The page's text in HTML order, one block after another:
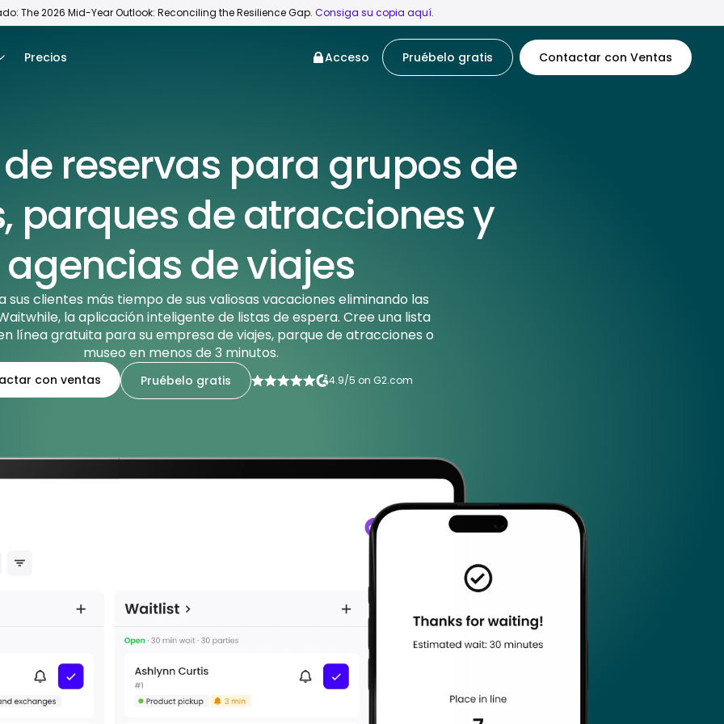
The 2026 Mid-Year Outlook: Reconciling the Resilience Gap. Consiga su copia aquí.
Precios Acceso Pruébelo gratis Contactar con Ventas
reservas para grupos de
parques de atracciones y
agencias de viajes
sus clientes más tiempo de sus valiosas vacaciones eliminando las
la aplicación inteligente de listas de espera. Cree una lista
línea gratuita para su empresa de viajes, parque de atracciones o
museo en menos de 3 minutos.
con ventas Pruébelo gratis 4.9/5 on G2.com